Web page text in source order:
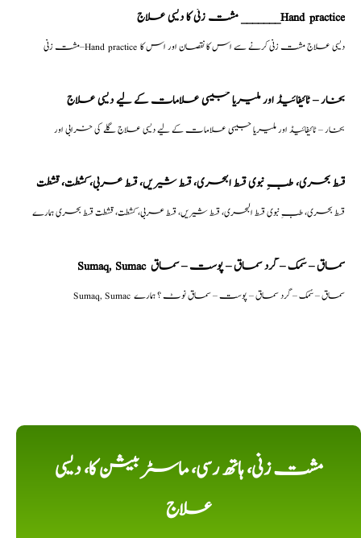
مشت زنی کا دیسی علاج _______Hand practice
مشت زنی–Hand practice دیسی علاج مشت زنی کرنے سے اس کا نقصان اور اس کا
بخار – ٹائیفائیڈ اور ملیریا جیسی علامات کے لیے دیسی علاج
بخار – ٹائیفائیڈ اور ملیریا جیسی علامات کے لیے دیسی علاج گلے کی خرابی اور
قسط بحری، طبِ نبوی قسط البحری، قسط شیریں، قسط عربی، كشطت، قشطت
قسط بحری، طبِ نبوی قسط البحری، قسط شیریں، قسط عربی، كشطت، قشطت قسط بحری ہمارے
Sumaq, Sumac سماق – سُمک – گرد سماق – پوست – سماق
Sumaq, Sumac سماق – سُمک – گرد سماق – پوست – سماق نوٹ ؟ ہمارے
مشت زنی، ہاتھ رسی، ماسٹر بیشن کا، دیسی
علاج